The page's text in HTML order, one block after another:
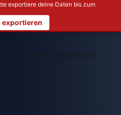
exportiere deine Daten bis zum
exportieren
LEGO 8665 Highway Enforcer